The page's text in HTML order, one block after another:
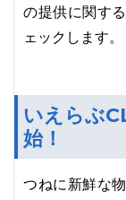
の提供に関す
ェックします。
いえらぶ
始！
つねに新鮮な